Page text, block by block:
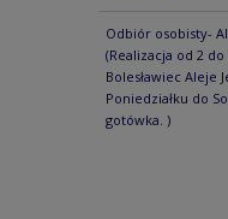
Odbiór osobisty-
(Realizacja od 2
Bolesławiec Aleje
Poniedziałku do
gotówka. )